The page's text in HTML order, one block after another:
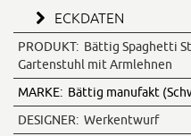
ECKDATEN
PRODUKT: Bättig Spaghetti
Gartenstuhl mit Armlehnen
MARKE: Bättig manufakt
DESIGNER: Werkentwurf